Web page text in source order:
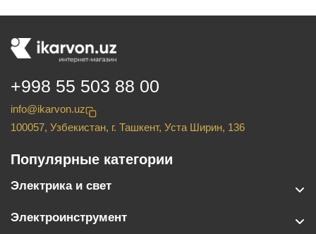
+998 55 503 88 00
info@ikarvon.uz
100057, Узбекистан, г. Ташкент, Уста Ширин, 136
Популярные категории
Электрика и свет
Электроинструмент